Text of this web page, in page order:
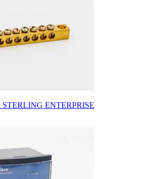
STERLING ENTERPRISE